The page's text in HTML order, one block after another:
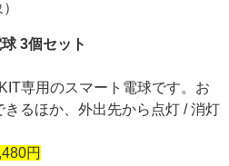
3個セット
専用のスマート電球です。お
るほか、外出先から点灯 / 消灯
円